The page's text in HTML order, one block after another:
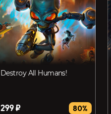
Destroy All Humans!
299 ₽ 80%